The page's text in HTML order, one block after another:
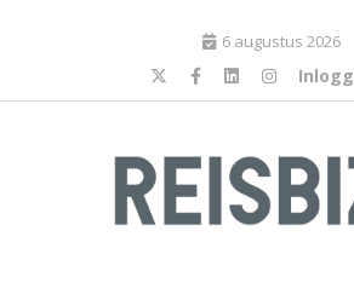
6 augustus 2026